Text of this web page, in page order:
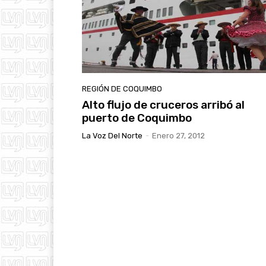
REGIÓN DE COQUIMBO
Alto flujo de cruceros arribó al
puerto de Coquimbo
La Voz Del Norte - Enero 27, 2012